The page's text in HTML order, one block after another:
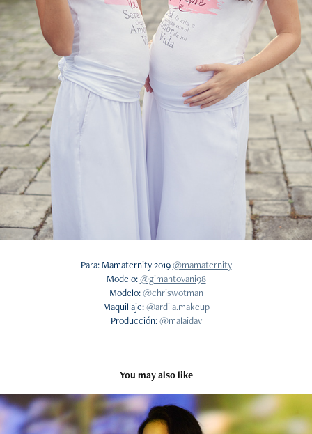
Para: Mamaternity 2019@mamaternity
Modelo:@gimantovani98
Modelo:@chriswotman
Maquillaje:@ardila.makeup
Producción:@malaidav
You may also like